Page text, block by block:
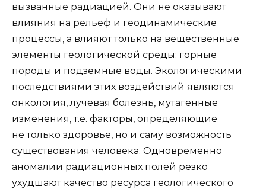
вызванные радиацией. Они не оказывают
влияния на рельеф и геодинамические
процессы, а влияют только на вещественные
элементы геологической среды: горные
породы и подземные воды. Экологическими
последствиями этих воздействий являются
онкология, лучевая болезнь, мутагенные
изменения, т.е. факторы, определяющие
не только здоровье, но и саму возможность
существования человека. Одновременно
аномалии радиационных полей резко
ухудшают качество ресурса геологического